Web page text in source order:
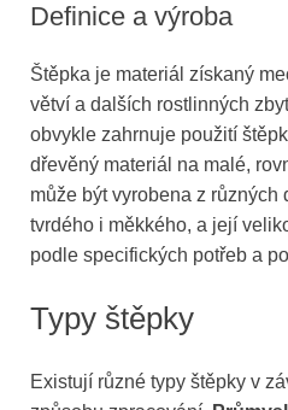
Definice a výroba
Štěpka je materiál získaný
větví a dalších rostlinných
obvykle zahrnuje použití
dřevěný materiál na malé,
může být vyrobena z různých
tvrdého i měkkého, a její
podle specifických potřeb a
Typy štěpky
Existují různé typy štěpky v